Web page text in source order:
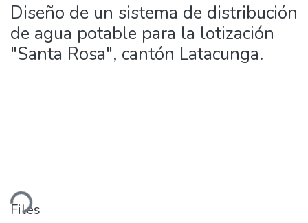
Diseño de un sistema de distribución
de agua potable para la lotización
"Santa Rosa", cantón Latacunga.
Files